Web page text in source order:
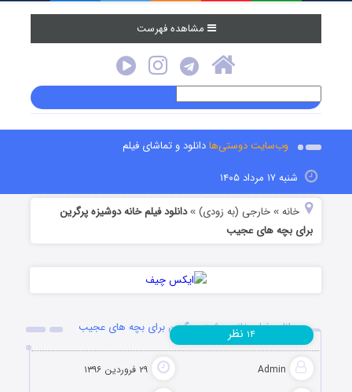
مشاهده فهرست
وب‌سایت دوستی‌هادانلود و تماشای فیلم
شنبه ۱۷ مرداد ۱۴۰۵
خانه »خارجی (به زودی) »دانلود فیلم خانه دوشیزه پرگرین
برای بچه های عجیب
دانلود فیلم خانه دوشیزه پرگرین برای بچه های عجیب
Admin ۲۹ فروردین ۱۳۹۶
۱۴ نظر